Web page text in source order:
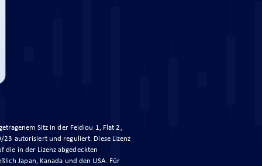
Sitz in der Feidiou 1, Flat 2,
23 autorisiert und reguliert. Diese Lizenz
die in der Lizenz abgedeckten
Japan, Kanada und den USA. Für